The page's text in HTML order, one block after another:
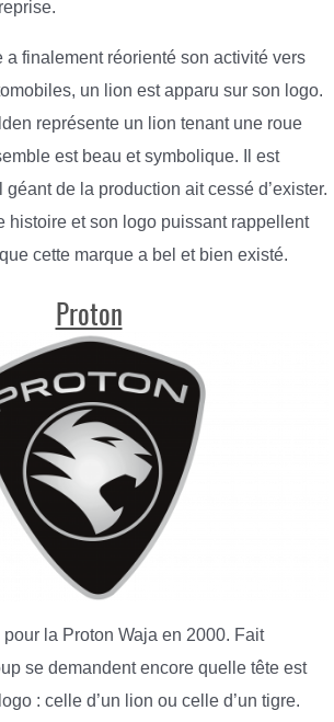
a finalement réorienté son activité vers
un lion est apparu sur son logo.
représente un lion tenant une roue
est beau et symbolique. Il est
géant de la production ait cessé d’exister.
histoire et son logo puissant rappellent
cette marque a bel et bien existé.
Proton
la Proton Waja en 2000. Fait
se demandent encore quelle tête est
: celle d’un lion ou celle d’un tigre.